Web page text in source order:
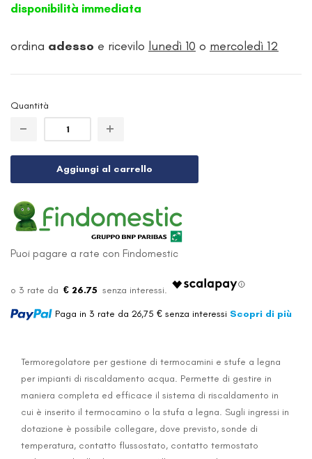
disponibilità immediata
ordina adesso e ricevilo lunedì 10 o mercoledì 12
Quantità
Aggiungi al carrello
Puoi pagare a rate con Findomestic
€ 26.75
Paga in 3 rate da 26,75 € senza interessi Scopri di più
Termoregolatore per gestione di termocamini e stufe a legna
per impianti di riscaldamento acqua. Permette di gestire in
maniera completa ed efficace il sistema di riscaldamento in
cui è inserito il termocamino o la stufa a legna. Sugli ingressi in
dotazione è possibile collegare, dove previsto, sonde di
temperatura, contatto flussostato, contatto termostato